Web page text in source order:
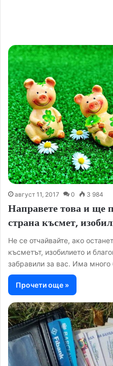
август 11, 2017 0 3 984
Направете това и ще
страна късмет,
Не се отчайвайте, ако
късметът, изобилието и
забравили за вас. Има много
Прочети още »